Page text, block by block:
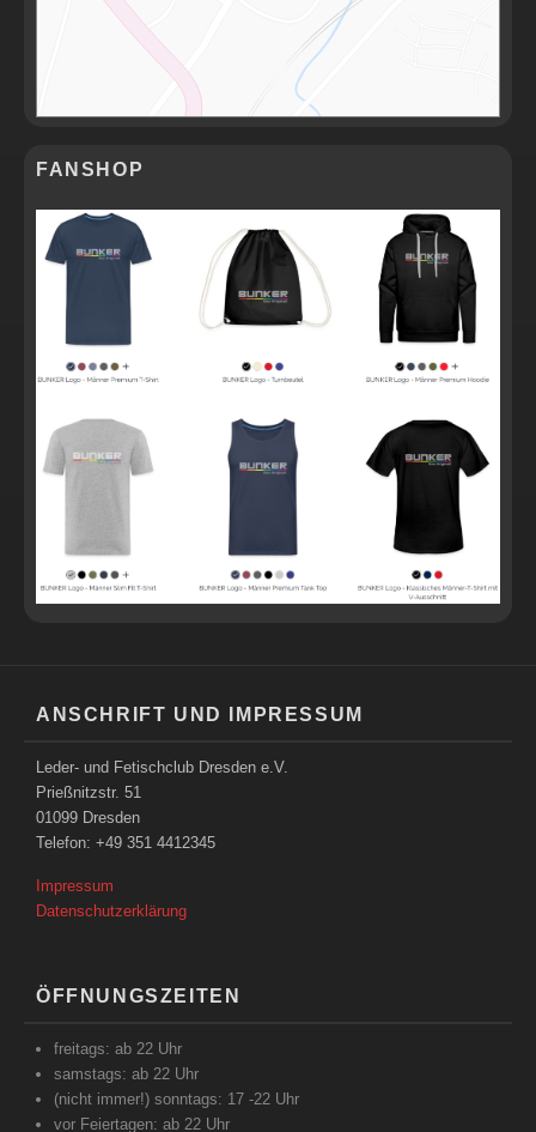
FANSHOP
ANSCHRIFT UND IMPRESSUM
Leder- und Fetischclub Dresden e.V.
Prießnitzstr. 51
01099 Dresden
Telefon: +49 351 4412345
Impressum
Datenschutzerklärung
ÖFFNUNGSZEITEN
freitags: ab 22 Uhr
samstags: ab 22 Uhr
(nicht immer!) sonntags: 17 -22 Uhr
vor Feiertagen: ab 22 Uhr